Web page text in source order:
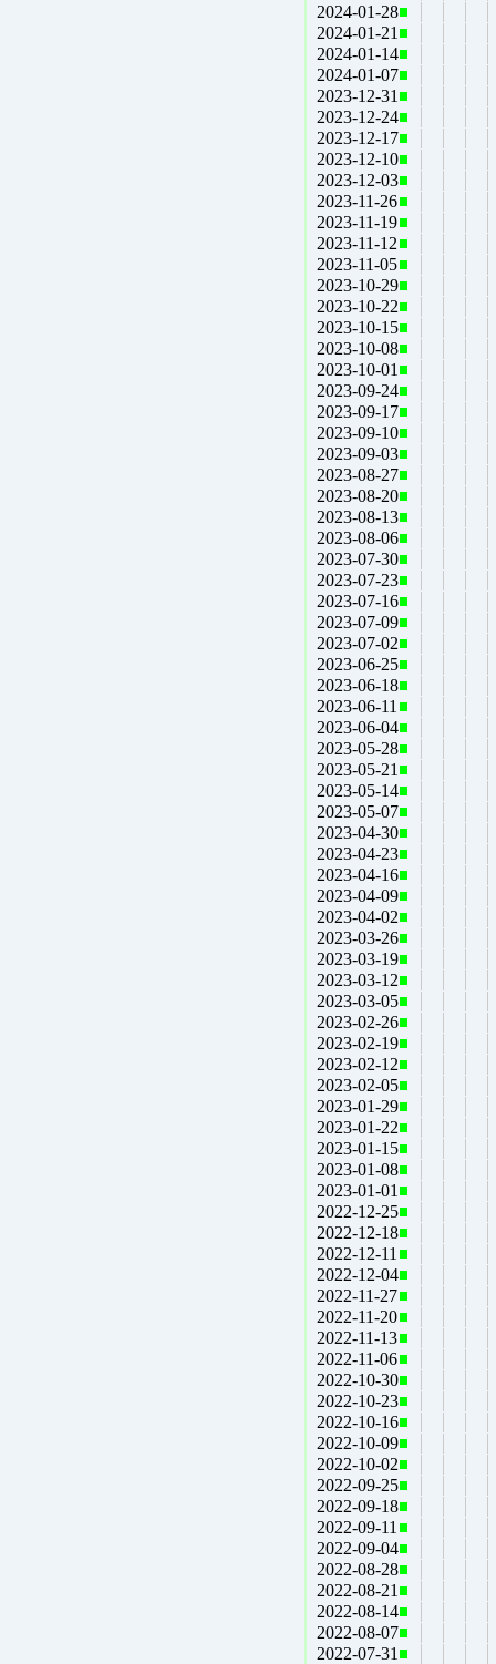
2024-01-28
2024-01-21
2024-01-14
2024-01-07
2023-12-31
2023-12-24
2023-12-17
2023-12-10
2023-12-03
2023-11-26
2023-11-19
2023-11-12
2023-11-05
2023-10-29
2023-10-22
2023-10-15
2023-10-08
2023-10-01
2023-09-24
2023-09-17
2023-09-10
2023-09-03
2023-08-27
2023-08-20
2023-08-13
2023-08-06
2023-07-30
2023-07-23
2023-07-16
2023-07-09
2023-07-02
2023-06-25
2023-06-18
2023-06-11
2023-06-04
2023-05-28
2023-05-21
2023-05-14
2023-05-07
2023-04-30
2023-04-23
2023-04-16
2023-04-09
2023-04-02
2023-03-26
2023-03-19
2023-03-12
2023-03-05
2023-02-26
2023-02-19
2023-02-12
2023-02-05
2023-01-29
2023-01-22
2023-01-15
2023-01-08
2023-01-01
2022-12-25
2022-12-18
2022-12-11
2022-12-04
2022-11-27
2022-11-20
2022-11-13
2022-11-06
2022-10-30
2022-10-23
2022-10-16
2022-10-09
2022-10-02
2022-09-25
2022-09-18
2022-09-11
2022-09-04
2022-08-28
2022-08-21
2022-08-14
2022-08-07
2022-07-31